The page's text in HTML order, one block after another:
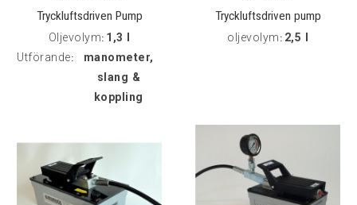
Tryckluftsdriven Pump
kpl
Oljevolym: 1,3 l
Utförande:
manometer,
slang &
koppling
Tryckluftsdriven pump
oljevolym : 2,5 l